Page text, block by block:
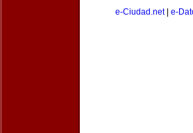
e-Ciudad.net| e-